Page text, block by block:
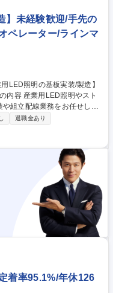
開】未経験歓迎/手先の
ペレーター/ラインマ
組立配線業務をお任せしま
ハーネス作り、配線・組立
寧に指導するため、未経験
ったライン作業ではなく、
な方や、料理のように手順
方に最適な環境です。創業
確かな技術」を身につけま
退職金あり
着率95.1%/年休126